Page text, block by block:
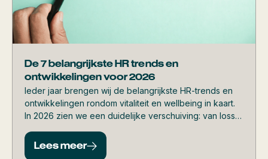
De 7 belangrijkste HR trends en
ontwikkelingen voor 2026
Ieder jaar brengen wij de belangrijkste HR-trends en
ontwikkelingen rondom vitaliteit en wellbeing in kaart.
In 2026 zien we een duidelijke verschuiving: van losse
maken. In dit artikel zetten we de trends overzichtelijk
op een rij, inclusief toelichting per thema.
Lees meer